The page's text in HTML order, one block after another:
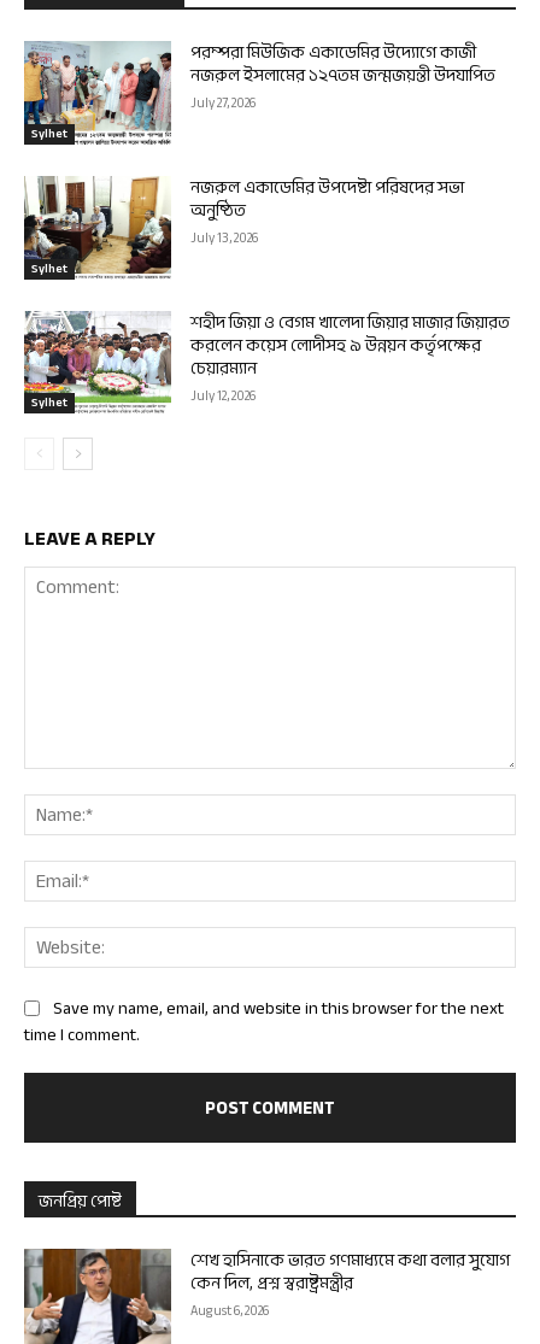
Sylhet
পরম্পরা মিউজিক একাডেমির উদ্যোগে কাজী
নজরুল ইসলামের ১২৭তম জন্মজয়ন্তী উদযাপিত
July 27, 2026
Sylhet
নজরুল একাডেমির উপদেষ্টা পরিষদের সভা
অনুষ্ঠিত
July 13, 2026
Sylhet
শহীদ জিয়া ও বেগম খালেদা জিয়ার মাজার জিয়ারত
করলেন কয়েস লোদীসহ ৯ উন্নয়ন কর্তৃপক্ষের
চেয়ারম্যান
July 12, 2026
LEAVE A REPLY
Save my name, email, and website in this browser for the next
time I comment.
জনপ্রিয় পোষ্ট
শেখ হাসিনাকে ভারত গণমাধ্যমে কথা বলার সুযোগ
কেন দিল, প্রশ্ন স্বরাষ্ট্রমন্ত্রীর
August 6, 2026